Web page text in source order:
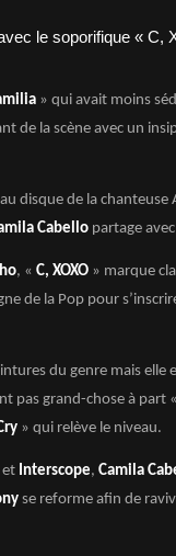
» qui avait moins
de la scène avec un
disque de la chanteuse
Cabello partage avec
, « C, XOXO » marque
de la Pop pour
du genre mais elle
pas grand-chose à part «
» qui relève le niveau.
et Interscope, Camila
se reforme afin de